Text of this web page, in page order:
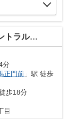
プレイス
分
正門前 」駅 徒歩
歩18分
目